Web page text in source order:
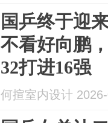
国乒终于迎
不看好向鹏
32打进16强
何揎室内设计